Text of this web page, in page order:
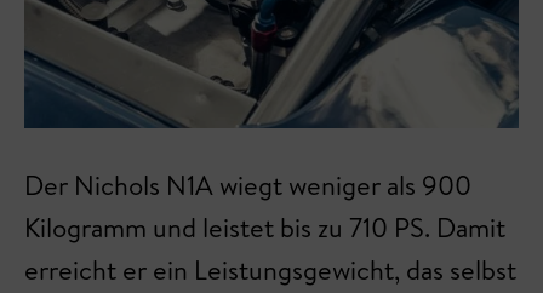
Der Nichols N1A wiegt weniger als 900
Kilogramm und leistet bis zu 710 PS. Damit
erreicht er ein Leistungsgewicht, das selbst